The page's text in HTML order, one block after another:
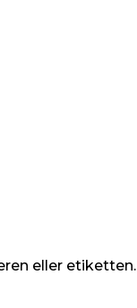
eller etiketten.